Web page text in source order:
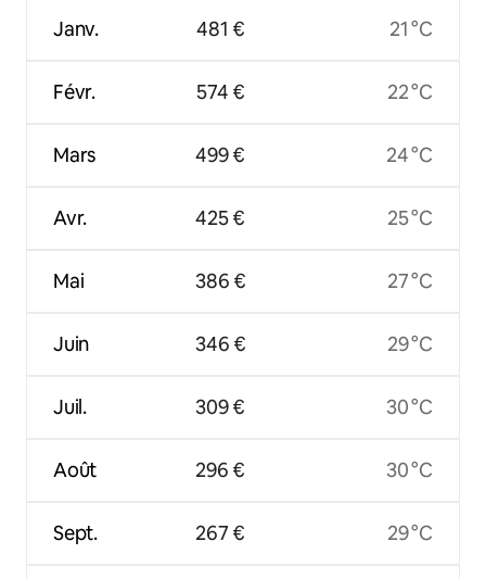
Janv.
Févr.
Mars
Avr.
Mai
Juin
Juil.
Août
Sept.
481 €
574 €
499 €
425 €
386 €
346 €
309 €
296 €
267 €
21 °C
22 °C
24 °C
25 °C
27 °C
29 °C
30 °C
30 °C
29 °C